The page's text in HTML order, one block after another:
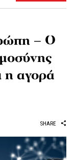
– Ο
η αγορά
SHARE